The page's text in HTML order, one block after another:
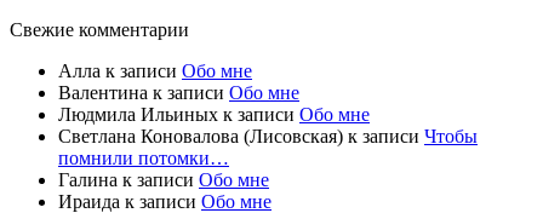
Свежие комментарии
Алла к записи Обо мне
Валентина к записи Обо мне
Людмила Ильиных к записи Обо мне
Светлана Коновалова (Лисовская) к записи Чтобы
помнили потомки…
Галина к записи Обо мне
Ираида к записи Обо мне